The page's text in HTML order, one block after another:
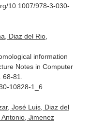
10.1007/978-3-030-
Diaz del Rio,
information
Notes in Computer
81.
10828-1_6
José Luis, Diaz del
Jimenez